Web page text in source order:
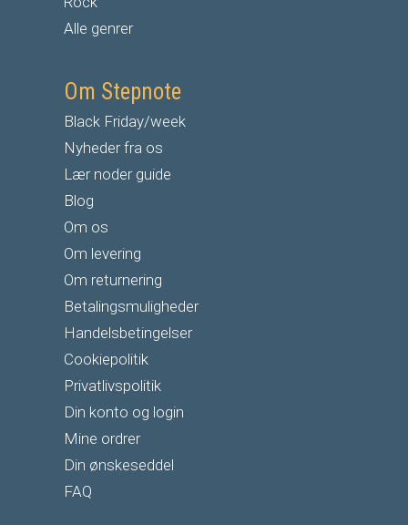
Alle genrer
Om Stepnote
Black Friday/week
Nyheder fra os
Lær noder guide
Blog
Om os
Om levering
Om returnering
Betalingsmuligheder
Handelsbetingelser
Cookiepolitik
Privatlivspolitik
Din konto og login
Mine ordrer
Din ønskeseddel
FAQ